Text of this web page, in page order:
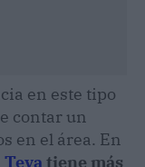
en este tipo
contar un
en el área. En
Teva tiene más